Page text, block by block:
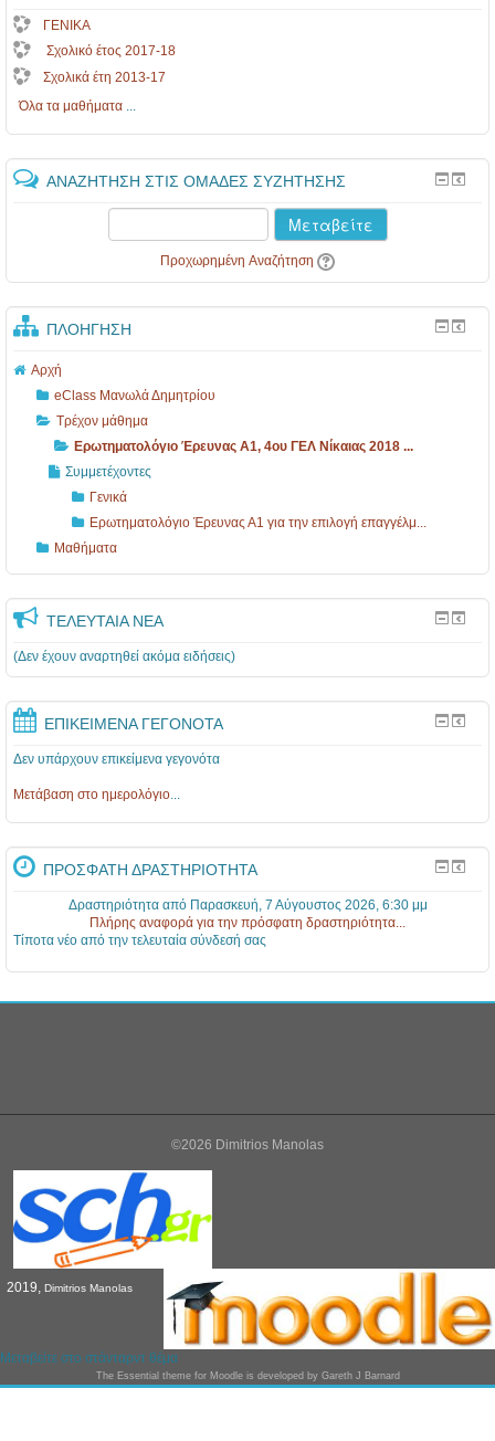
ΓΕΝΙΚΑ
Σχολικό έτος 2017-18
Σχολικά έτη 2013-17
Όλα τα μαθήματα
ΑΝΑΖΉΤΗΣΗ ΣΤΙΣ ΟΜΆΔΕΣ ΣΥΖΉΤΗΣΗΣ
Μεταβείτε
Προχωρημένη Αναζήτηση
ΠΛΟΉΓΗΣΗ
Αρχή
eClass Μανωλά Δημητρίου
Τρέχον μάθημα
Ερωτηματολόγιο Έρευνας Α1, 4ου ΓΕΛ Νίκαιας 2018 ...
Συμμετέχοντες
Γενικά
Ερωτηματολόγιο Έρευνας Α1 για την επιλογή επαγγέλμ...
Μαθήματα
ΤΕΛΕΥΤΑΊΑ ΝΈΑ
(Δεν έχουν αναρτηθεί ακόμα ειδήσεις)
ΕΠΙΚΕΊΜΕΝΑ ΓΕΓΟΝΌΤΑ
Δεν υπάρχουν επικείμενα γεγονότα
Μετάβαση στο ημερολόγιο
ΠΡΌΣΦΑΤΗ ΔΡΑΣΤΗΡΙΌΤΗΤΑ
Δραστηριότητα από Παρασκευή, 7 Αύγουστος 2026, 6:30 μμ
Πλήρης αναφορά για την πρόσφατη δραστηριότητα...
Τίποτα νέο από την τελευταία σύνδεσή σας
©2026 Dimitrios Manolas
2019, Dimitrios Manolas
Μεταβείτε στο στάνταρντ θέμα
The Essential theme for Moodle is developed by Gareth J Barnard